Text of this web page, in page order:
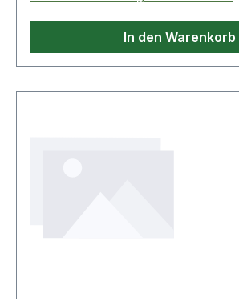
Fertigung aus nachhaltiger
(PEFC) · EG-Genauigkeitsklasse
technische Eigenschaften:· Breite:
Gliederstärke: 3,30 mm·
In den Warenkorb